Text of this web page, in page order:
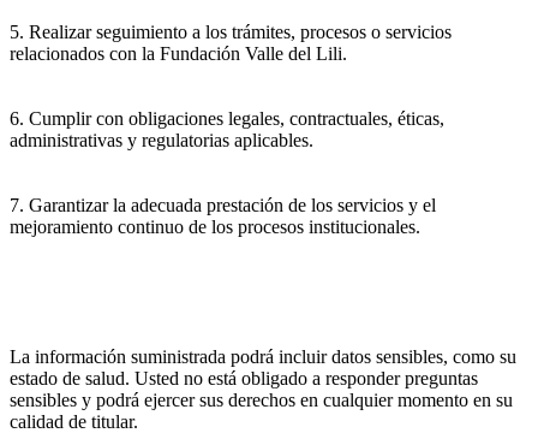
5. Realizar seguimiento a los trámites, procesos o servicios
relacionados con la Fundación Valle del Lili.
6. Cumplir con obligaciones legales, contractuales, éticas,
administrativas y regulatorias aplicables.
7. Garantizar la adecuada prestación de los servicios y el
mejoramiento continuo de los procesos institucionales.
La información suministrada podrá incluir datos sensibles, como su
estado de salud. Usted no está obligado a responder preguntas
sensibles y podrá ejercer sus derechos en cualquier momento en su
calidad de titular.